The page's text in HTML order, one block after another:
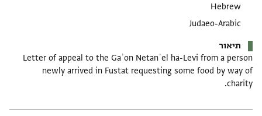
Hebrew
Judaeo-Arabic
תיאור
Letter of appeal to the Gaʾon Netanʾel ha-Levi from a person
newly arrived in Fustat requesting some food by way of
charity.